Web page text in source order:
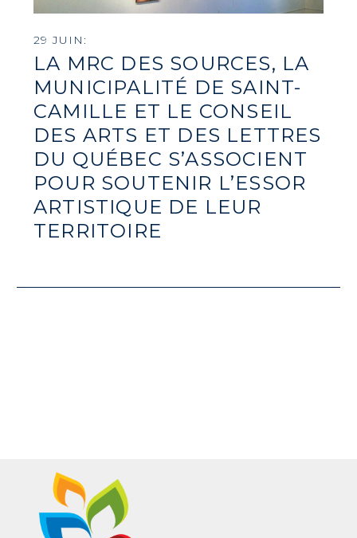
29 JUIN:
LA MRC DES SOURCES, LA
MUNICIPALITÉ DE SAINT-
CAMILLE ET LE CONSEIL
DES ARTS ET DES LETTRES
DU QUÉBEC S’ASSOCIENT
POUR SOUTENIR L’ESSOR
ARTISTIQUE DE LEUR
TERRITOIRE